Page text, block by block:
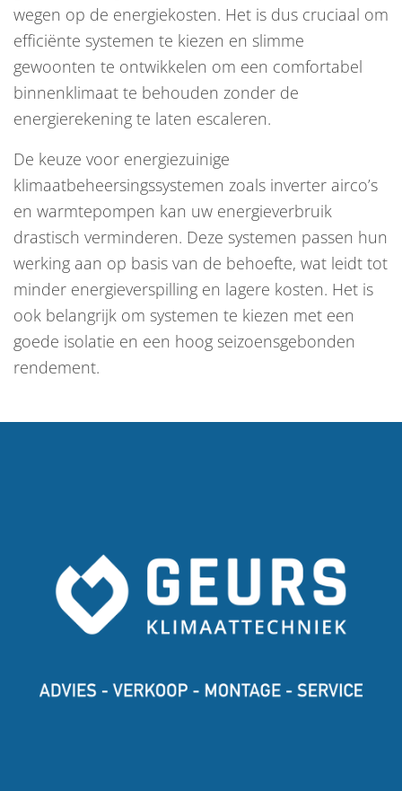
wegen op de energiekosten. Het is dus cruciaal om
efficiënte systemen te kiezen en slimme
gewoonten te ontwikkelen om een comfortabel
binnenklimaat te behouden zonder de
energierekening te laten escaleren.
De keuze voor energiezuinige
klimaatbeheersingssystemen zoals inverter airco’s
en warmtepompen kan uw energieverbruik
drastisch verminderen. Deze systemen passen hun
werking aan op basis van de behoefte, wat leidt tot
minder energieverspilling en lagere kosten. Het is
ook belangrijk om systemen te kiezen met een
goede isolatie en een hoog seizoensgebonden
rendement.